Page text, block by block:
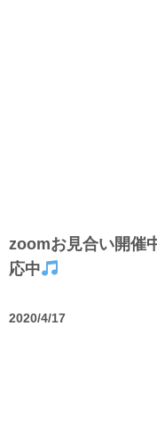
zoomお見合い開催
応中
2020/4/17